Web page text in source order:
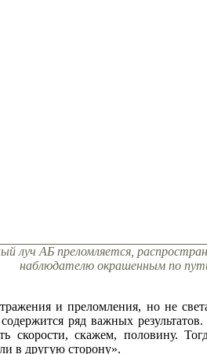
луч АБ преломляется,
наблюдателю окрашенным по
и преломления, но не
ряд важных
скорости, скажем, половину.
в другую сторону».